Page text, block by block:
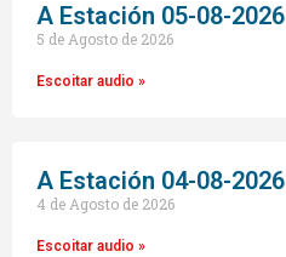
A Estación 05-08-2026
5 de Agosto de 2026
Escoitar audio »
A Estación 04-08-2026
4 de Agosto de 2026
Escoitar audio »